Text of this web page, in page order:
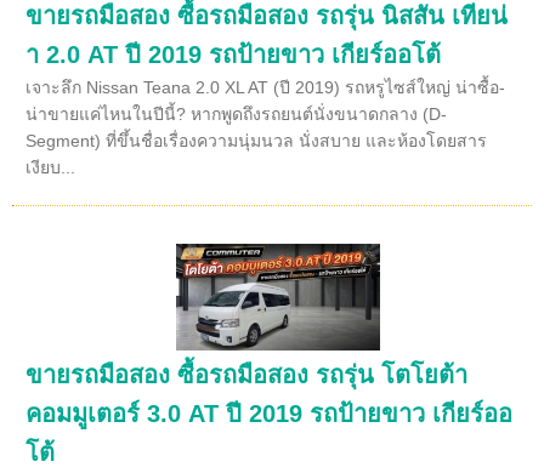
ขายรถมือสอง ซื้อรถมือสอง รถรุ่น นิสสัน เทียน่
า 2.0 AT ปี 2019 รถป้ายขาว เกียร์ออโต้
เจาะลึก Nissan Teana 2.0 XL AT (ปี 2019) รถหรูไซส์ใหญ่ น่าซื้อ-
น่าขายแค่ไหนในปีนี้? หากพูดถึงรถยนต์นั่งขนาดกลาง (D-
Segment) ที่ขึ้นชื่อเรื่องความนุ่มนวล นั่งสบาย และห้องโดยสาร
เงียบ...
ขายรถมือสอง ซื้อรถมือสอง รถรุ่น โตโยต้า
คอมมูเตอร์ 3.0 AT ปี 2019 รถป้ายขาว เกียร์ออ
โต้